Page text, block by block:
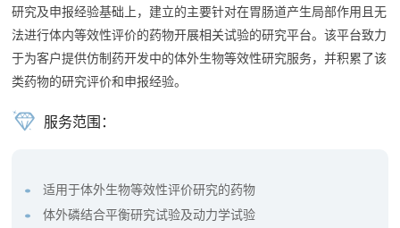
研究及申报经验基础上，建立的主要针对在胃肠道产生局部作用且无
法进行体内等效性评价的药物开展相关试验的研究平台。该平台致力
于为客户提供仿制药开发中的体外生物等效性研究服务，并积累了该
类药物的研究评价和申报经验。
服务范围：
适用于体外生物等效性评价研究的药物
体外磷结合平衡研究试验及动力学试验